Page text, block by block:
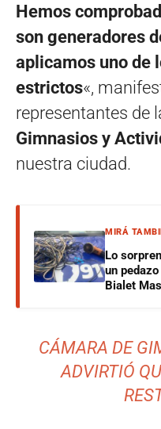
Hemos
son generadores
aplicamos uno de
estrictos«,
representantes de
Gimnasios y
nuestra ciudad.
MIRÁ
Lo
un
Bialet
CÁMARA DE
ADVIRTIÓ